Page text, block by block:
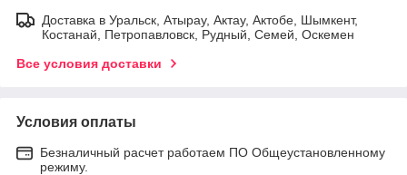
Доставка в Уральск, Атырау, Актау, Актобе, Шымкент,
Костанай, Петропавловск, Рудный, Семей, Оскемен
Все условия доставки
Условия оплаты
Безналичный расчет работаем ПО Общеустановленному
режиму.